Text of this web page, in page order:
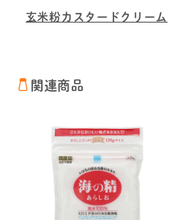
玄米粉カスタードクリーム
関連商品